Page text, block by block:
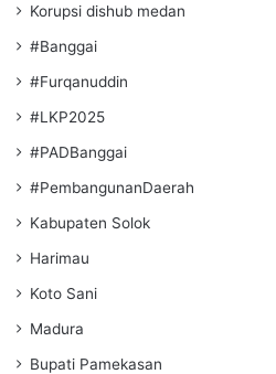
Korupsi dishub medan
#Banggai
#Furqanuddin
#LKP2025
#PADBanggai
#PembangunanDaerah
Kabupaten Solok
Harimau
Koto Sani
Madura
Bupati Pamekasan